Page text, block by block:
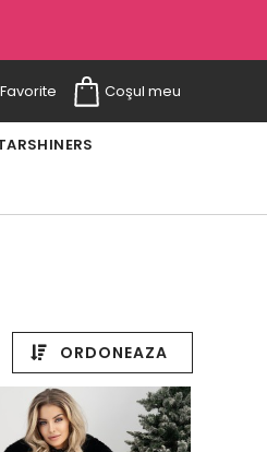
Favorite Coşul meu
ORDONEAZA